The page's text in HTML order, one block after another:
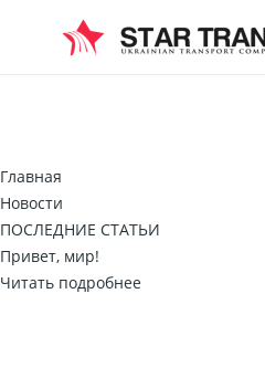
Главная
Новости
ПОСЛЕДНИЕ СТАТЬИ
Привет, мир!
Читать подробнее